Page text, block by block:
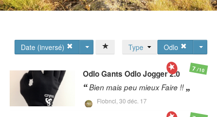
Date (inversé) Odlo
Type
OdloGants Odlo Jogger 2.0
Bien mais peu mieux Faire !!
Flobncl, 30 déc. 17
7/10